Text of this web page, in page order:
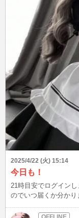
2025/4/22 (火) 15:14
今日も！
21時目安でログインします！ 画像の服をポチりまし
のでいつ届くか分か